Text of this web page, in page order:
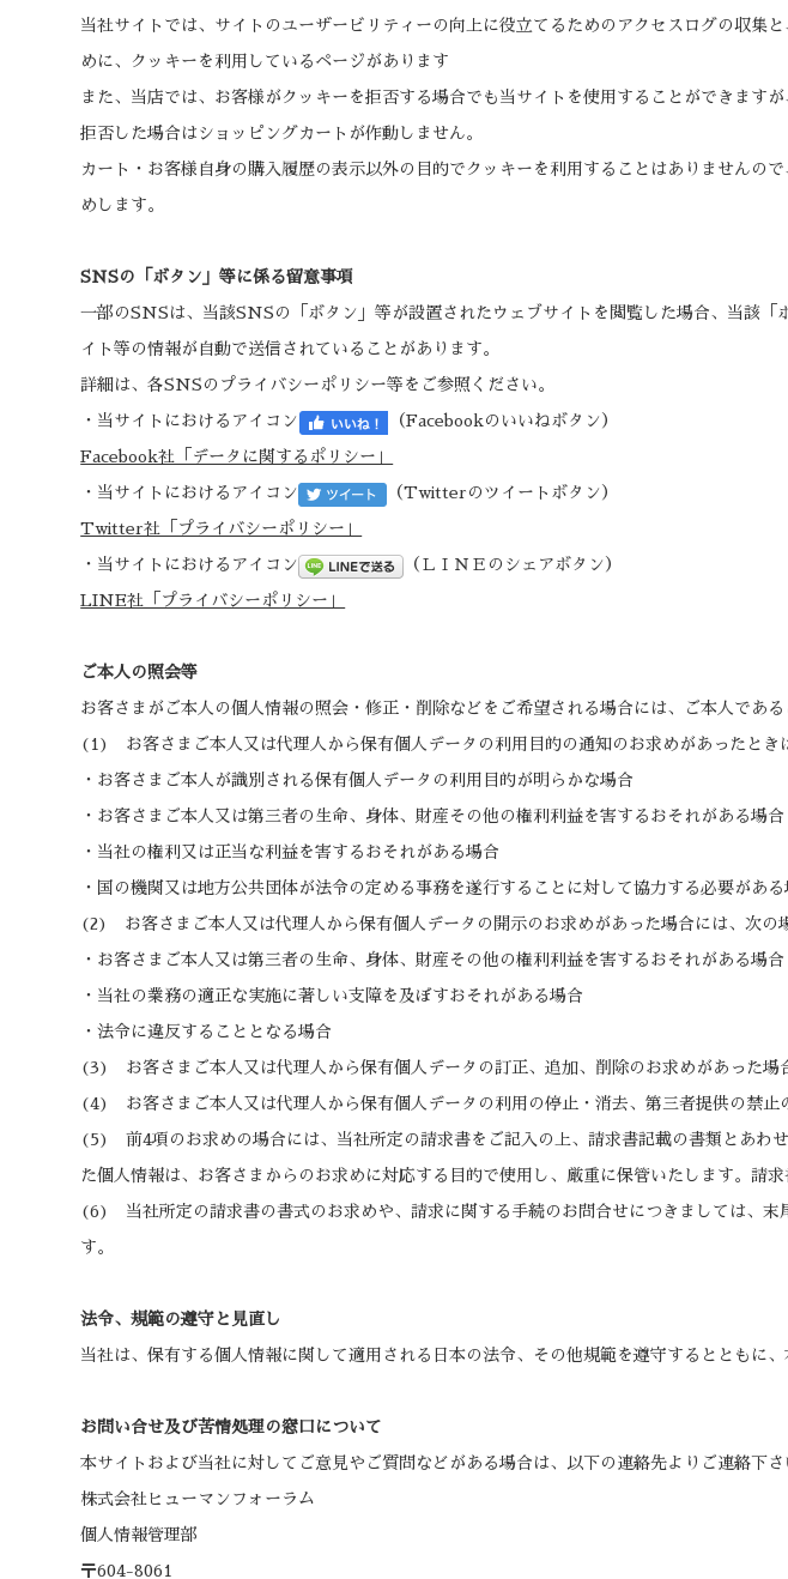
当社サイトでは、サイトのユーザービリティーの向上に役立てるためのアクセスログの収集
めに、クッキーを利用しているページがあります
また、当店では、お客様がクッキーを拒否する場合でも当サイトを使用することができます
拒否した場合はショッピングカートが作動しません。
カート・お客様自身の購入履歴の表示以外の目的でクッキーを利用することはありません
めします。
SNSの「ボタン」等に係る留意事項
一部のSNSは、当該SNSの「ボタン」等が設置されたウェブサイトを閲覧した場合、当該
イト等の情報が自動で送信されていることがあります。
詳細は、各SNSのプライバシーポリシー等をご参照ください。
・当サイトにおけるアイコン （Facebookのいいねボタン）
Facebook社「データに関するポリシー」
・当サイトにおけるアイコン （Twitterのツイートボタン）
Twitter社「プライバシーポリシー」
・当サイトにおけるアイコン （ＬＩＮＥのシェアボタン）
LINE社「プライバシーポリシー」
ご本人の照会等
お客さまがご本人の個人情報の照会・修正・削除などをご希望される場合には、ご本人であ
(1) お客さまご本人又は代理人から保有個人データの利用目的の通知のお求めがあったとき
・お客さまご本人が識別される保有個人データの利用目的が明らかな場合
・お客さまご本人又は第三者の生命、身体、財産その他の権利利益を害するおそれがある場合
・当社の権利又は正当な利益を害するおそれがある場合
・国の機関又は地方公共団体が法令の定める事務を遂行することに対して協力する必要があ
(2) お客さまご本人又は代理人から保有個人データの開示のお求めがあった場合には、次の
・お客さまご本人又は第三者の生命、身体、財産その他の権利利益を害するおそれがある場合
・当社の業務の適正な実施に著しい支障を及ぼすおそれがある場合
・法令に違反することとなる場合
(3) お客さまご本人又は代理人から保有個人データの訂正、追加、削除のお求めがあった場
(4) お客さまご本人又は代理人から保有個人データの利用の停止・消去、第三者提供の禁止
(5) 前4項のお求めの場合には、当社所定の請求書をご記入の上、請求書記載の書類とあわ
た個人情報は、お客さまからのお求めに対応する目的で使用し、厳重に保管いたします。請
(6) 当社所定の請求書の書式のお求めや、請求に関する手続のお問合せにつきましては、末
す。
法令、規範の遵守と見直し
当社は、保有する個人情報に関して適用される日本の法令、その他規範を遵守するとともに
お問い合せ及び苦情処理の窓口について
本サイトおよび当社に対してご意見やご質問などがある場合は、以下の連絡先よりご連絡下さ
株式会社ヒューマンフォーラム
個人情報管理部
〒604-8061